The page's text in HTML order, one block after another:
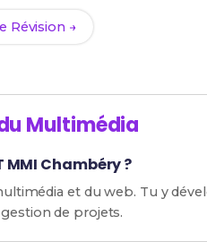
Révision →
Multimédia
Chambéry ?
et du web. Tu y
de projets.